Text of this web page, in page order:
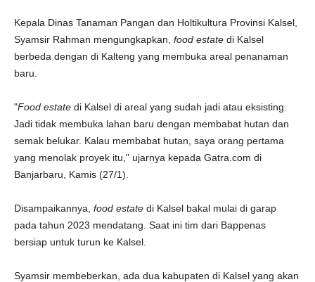
Kepala Dinas Tanaman Pangan dan Holtikultura Provinsi Kalsel,
Syamsir Rahman mengungkapkan, food estate di Kalsel
berbeda dengan di Kalteng yang membuka areal penanaman
baru.
"Food estate di Kalsel di areal yang sudah jadi atau eksisting.
Jadi tidak membuka lahan baru dengan membabat hutan dan
semak belukar. Kalau membabat hutan, saya orang pertama
yang menolak proyek itu," ujarnya kepada Gatra.com di
Banjarbaru, Kamis (27/1).
Disampaikannya, food estate di Kalsel bakal mulai di garap
pada tahun 2023 mendatang. Saat ini tim dari Bappenas
bersiap untuk turun ke Kalsel.
Syamsir membeberkan, ada dua kabupaten di Kalsel yang akan